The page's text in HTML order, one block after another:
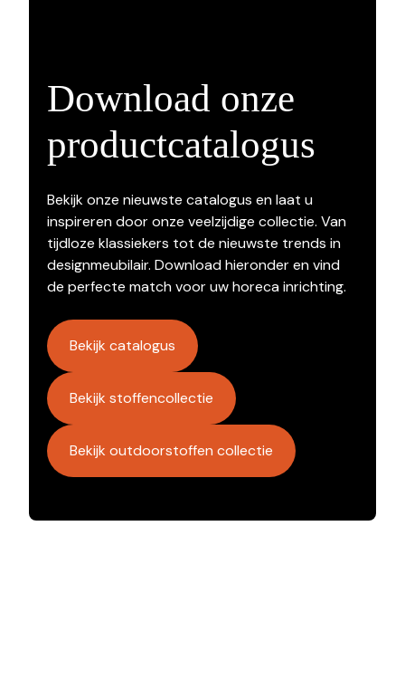
Download onze
productcatalogus
Bekijk onze nieuwste catalogus en laat u
inspireren door onze veelzijdige collectie. Van
tijdloze klassiekers tot de nieuwste trends in
designmeubilair. Download hieronder en vind
de perfecte match voor uw horeca inrichting.
Bekijk catalogus
Bekijk stoffencollectie
Bekijk outdoorstoffen collectie